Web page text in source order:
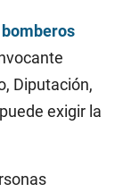
Diputación,
exigir la